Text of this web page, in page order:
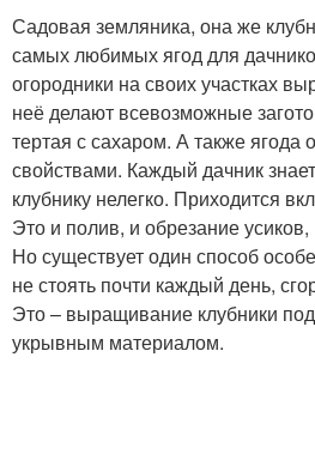
Садовая земляника, она же
самых любимых ягод для
огородники на своих участках
неё делают всевозможные
тертая с сахаром. А также ягода
свойствами. Каждый дачник
клубнику нелегко. Приходится
Это и полив, и обрезание
Но существует один способ
не стоять почти каждый день,
Это – выращивание клубники
укрывным материалом.